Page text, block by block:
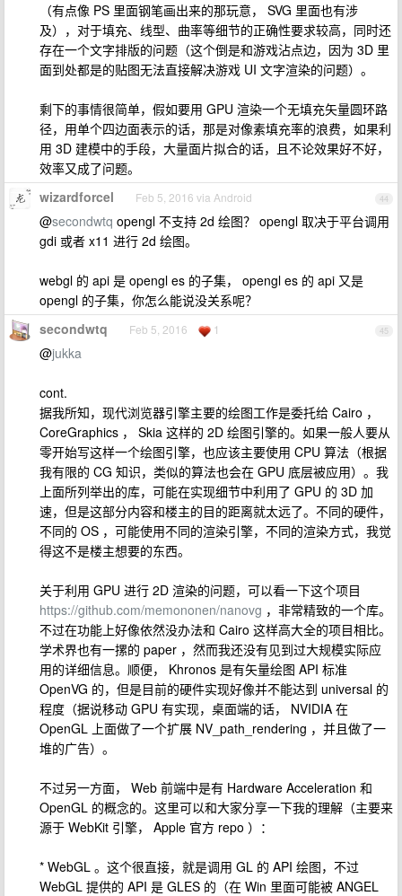
（有点像 PS 里面钢笔画出来的那玩意， SVG 里面也有涉
及），对于填充、线型、曲率等细节的正确性要求较高，同时还
存在一个文字排版的问题（这个倒是和游戏沾点边，因为 3D 里
面到处都是的贴图无法直接解决游戏 UI 文字渲染的问题）。
剩下的事情很简单，假如要用 GPU 渲染一个无填充矢量圆环路
径，用单个四边面表示的话，那是对像素填充率的浪费，如果利
用 3D 建模中的手段，大量面片拟合的话，且不论效果好不好，
效率又成了问题。
44
wizardforcel Feb 5, 2016 via Android
@secondwtq opengl 不支持 2d 绘图？ opengl 取决于平台调用
gdi 或者 x11 进行 2d 绘图。
webgl 的 api 是 opengl es 的子集， opengl es 的 api 又是
opengl 的子集，你怎么能说没关系呢？
45
secondwtq Feb 5, 2016 1
@jukka
cont.
据我所知，现代浏览器引擎主要的绘图工作是委托给 Cairo ，
CoreGraphics ， Skia 这样的 2D 绘图引擎的。如果一般人要从
零开始写这样一个绘图引擎，也应该主要使用 CPU 算法（根据
我有限的 CG 知识，类似的算法也会在 GPU 底层被应用）。我
上面所列举出的库，可能在实现细节中利用了 GPU 的 3D 加
速，但是这部分内容和楼主的目的距离就太远了。不同的硬件，
不同的 OS ，可能使用不同的渲染引擎，不同的渲染方式，我觉
得这不是楼主想要的东西。
关于利用 GPU 进行 2D 渲染的问题，可以看一下这个项目
https://github.com/memononen/nanovg ，非常精致的一个库。
不过在功能上好像依然没办法和 Cairo 这样高大全的项目相比。
学术界也有一摞的 paper ，然而我还没有见到过大规模实际应
用的详细信息。顺便， Khronos 是有矢量绘图 API 标准
OpenVG 的，但是目前的硬件实现好像并不能达到 universal 的
程度（据说移动 GPU 有实现，桌面端的话， NVIDIA 在
OpenGL 上面做了一个扩展 NV_path_rendering ，并且做了一
堆的广告）。
不过另一方面， Web 前端中是有 Hardware Acceleration 和
OpenGL 的概念的。这里可以和大家分享一下我的理解（主要来
源于 WebKit 引擎， Apple 官方 repo ）：
* WebGL 。这个很直接，就是调用 GL 的 API 绘图，不过
WebGL 提供的 API 是 GLES 的（在 Win 里面可能被 ANGEL